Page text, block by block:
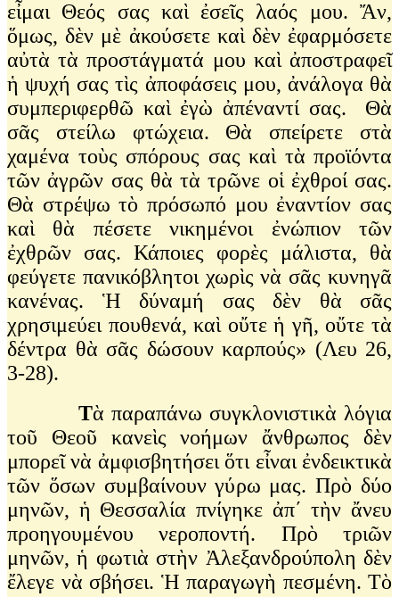
εἶμαι Θεός σας καὶ ἐσεῖς λαός μου. Ἄν,
ὅμως, δὲν μὲ ἀκούσετε καὶ δὲν ἐφαρμόσετε
αὐτὰ τὰ προστάγματά μου καὶ ἀποστραφεῖ
ἡ ψυχή σας τὶς ἀποφάσεις μου, ἀνάλογα θὰ
συμπεριφερθῶ καὶ ἐγὼ ἀπέναντί σας. Θὰ
σᾶς στείλω φτώχεια. Θὰ σπείρετε στὰ
χαμένα τοὺς σπόρους σας καὶ τὰ προϊόντα
τῶν ἀγρῶν σας θὰ τὰ τρῶνε οἱ ἐχθροί σας.
Θὰ στρέψω τὸ πρόσωπό μου ἐναντίον σας
καὶ θὰ πέσετε νικημένοι ἐνώπιον τῶν
ἐχθρῶν σας. Κάποιες φορὲς μάλιστα, θὰ
φεύγετε πανικόβλητοι χωρὶς νὰ σᾶς κυνηγᾶ
κανένας. Ἡ δύναμή σας δὲν θὰ σᾶς
χρησιμεύει πουθενά, καὶ οὔτε ἡ γῆ, οὔτε τὰ
δέντρα θὰ σᾶς δώσουν καρπούς» (Λευ 26,
3-28).
Τὰ παραπάνω συγκλονιστικὰ λόγια
τοῦ Θεοῦ κανεὶς νοήμων ἄνθρωπος δὲν
μπορεῖ νὰ ἀμφισβητήσει ὅτι εἶναι ἐνδεικτικὰ
τῶν ὅσων συμβαίνουν γύρω μας. Πρὸ δύο
μηνῶν, ἡ Θεσσαλία πνίγηκε ἀπ΄ τὴν ἄνευ
προηγουμένου νεροποντή. Πρὸ τριῶν
μηνῶν, ἡ φωτιὰ στὴν Ἀλεξανδρούπολη δὲν
ἔλεγε νὰ σβήσει. Ἡ παραγωγὴ πεσμένη. Τὸ